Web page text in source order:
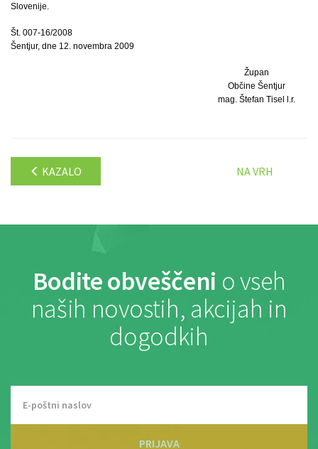
Slovenije.
Št. 007-16/2008
Šentjur, dne 12. novembra 2009
Župan
Občine Šentjur
mag. Štefan Tisel l.r.
KAZALO NA VRH
Bodite obveščeni o vseh
naših novostih, akcijah in
dogodkih
PRIJAVA